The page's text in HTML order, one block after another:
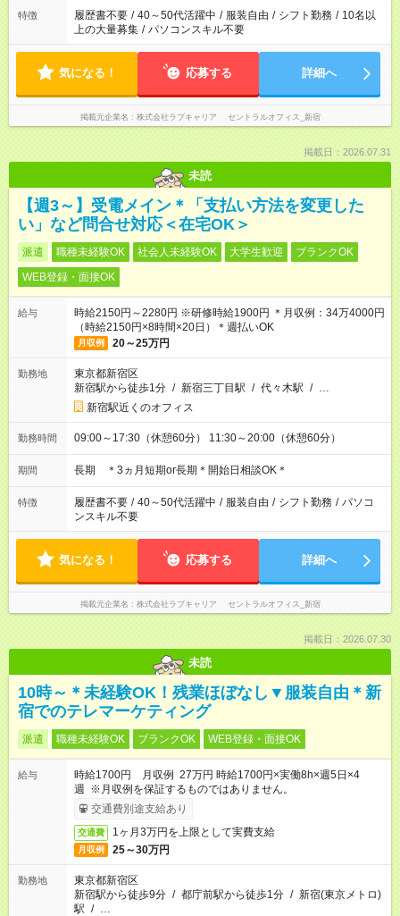
特徴 履歴書不要 / 40～50代活躍中 / 服装自由 / シフト勤務 / 10名以
上の大量募集 / パソコンスキル不要
気になる！ 応募する 詳細へ
掲載元企業名 株式会社ラブキャリア セントラルオフィス_新宿
掲載日：2026.07.31
未読
【週3～】受電メイン＊「支払い方法を変更した
い」など問合せ対応＜在宅OK＞
派遣 職種未経験OK 社会人未経験OK 大学生歓迎
ブランクOK
WEB登録・面接OK
給与
時給2150円～2280円 ※研修時給1900円 ＊月収例：34万4000円
（時給2150円×8時間×20日）＊週払いOK
月収例 20～25万円
勤務地
東京都新宿区
新宿駅から徒歩1分 / 新宿三丁目駅 / 代々木駅 / …
新宿駅近くのオフィス
勤務時間 09:00～17:30（休憩60分） 11:30～20:00（休憩60分）
期間 長期 ＊3ヵ月短期or長期＊開始日相談OK＊
特徴 履歴書不要 / 40～50代活躍中 / 服装自由 / シフト勤務 / パソコ
ンスキル不要
気になる！ 応募する 詳細へ
掲載元企業名 株式会社ラブキャリア セントラルオフィス_新宿
掲載日：2026.07.30
未読
10時～＊未経験OK！残業ほぼなし▼服装自由＊新
宿でのテレマーケティング
派遣 職種未経験OK ブランクOK WEB登録・面接OK
給与
時給1700円 月収例 27万円 時給1700円×実働8h×週5日×4
週 ※月収例を保証するものではありません。
交通費別途支給あり
交通費 1ヶ月3万円を上限として実費支給
月収例 25～30万円
勤務地
東京都新宿区
新宿駅から徒歩9分 / 都庁前駅から徒歩1分 / 新宿(東京メトロ)
駅 / …